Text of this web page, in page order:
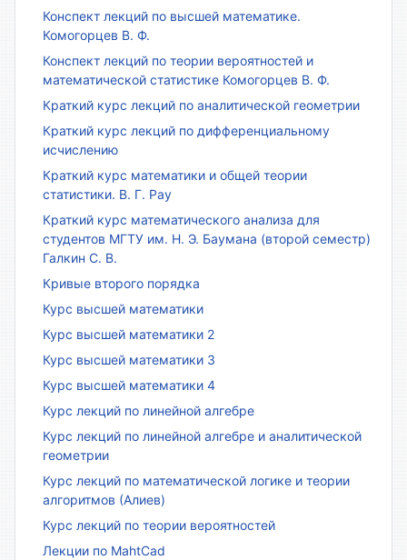
Конспект лекций по высшей математике.
Комогорцев В. Ф.
Конспект лекций по теории вероятностей и
математической статистике Комогорцев В. Ф.
Краткий курс лекций по аналитической геометрии
Краткий курс лекций по дифференциальному
исчислению
Краткий курс математики и общей теории
статистики. В. Г. Рау
Краткий курс математического анализа для
студентов МГТУ им. Н. Э. Баумана (второй семестр)
Галкин С. В.
Кривые второго порядка
Курс высшей математики
Курс высшей математики 2
Курс высшей математики 3
Курс высшей математики 4
Курс лекций по линейной алгебре
Курс лекций по линейной алгебре и аналитической
геометрии
Курс лекций по математической логике и теории
алгоритмов (Алиев)
Курс лекций по теории вероятностей
Лекции по MahtCad